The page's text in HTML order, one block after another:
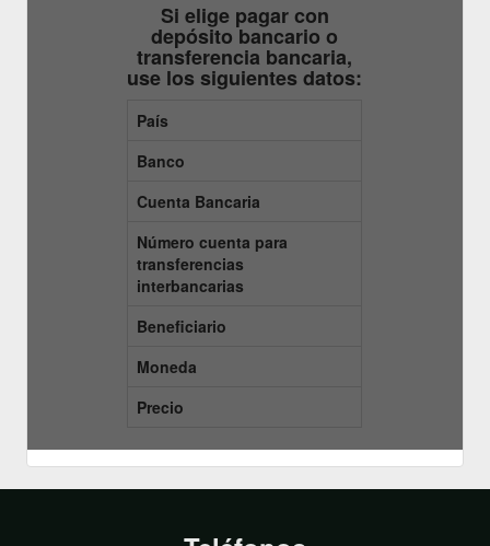
Si elige pagar con
depósito bancario o
transferencia bancaria,
use los siguientes datos:
País
Banco
Cuenta Bancaria
Número cuenta para
transferencias
interbancarias
Beneficiario
Moneda
Precio